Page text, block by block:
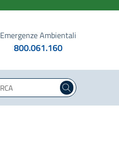
Emergenze Ambientali
800.061.160